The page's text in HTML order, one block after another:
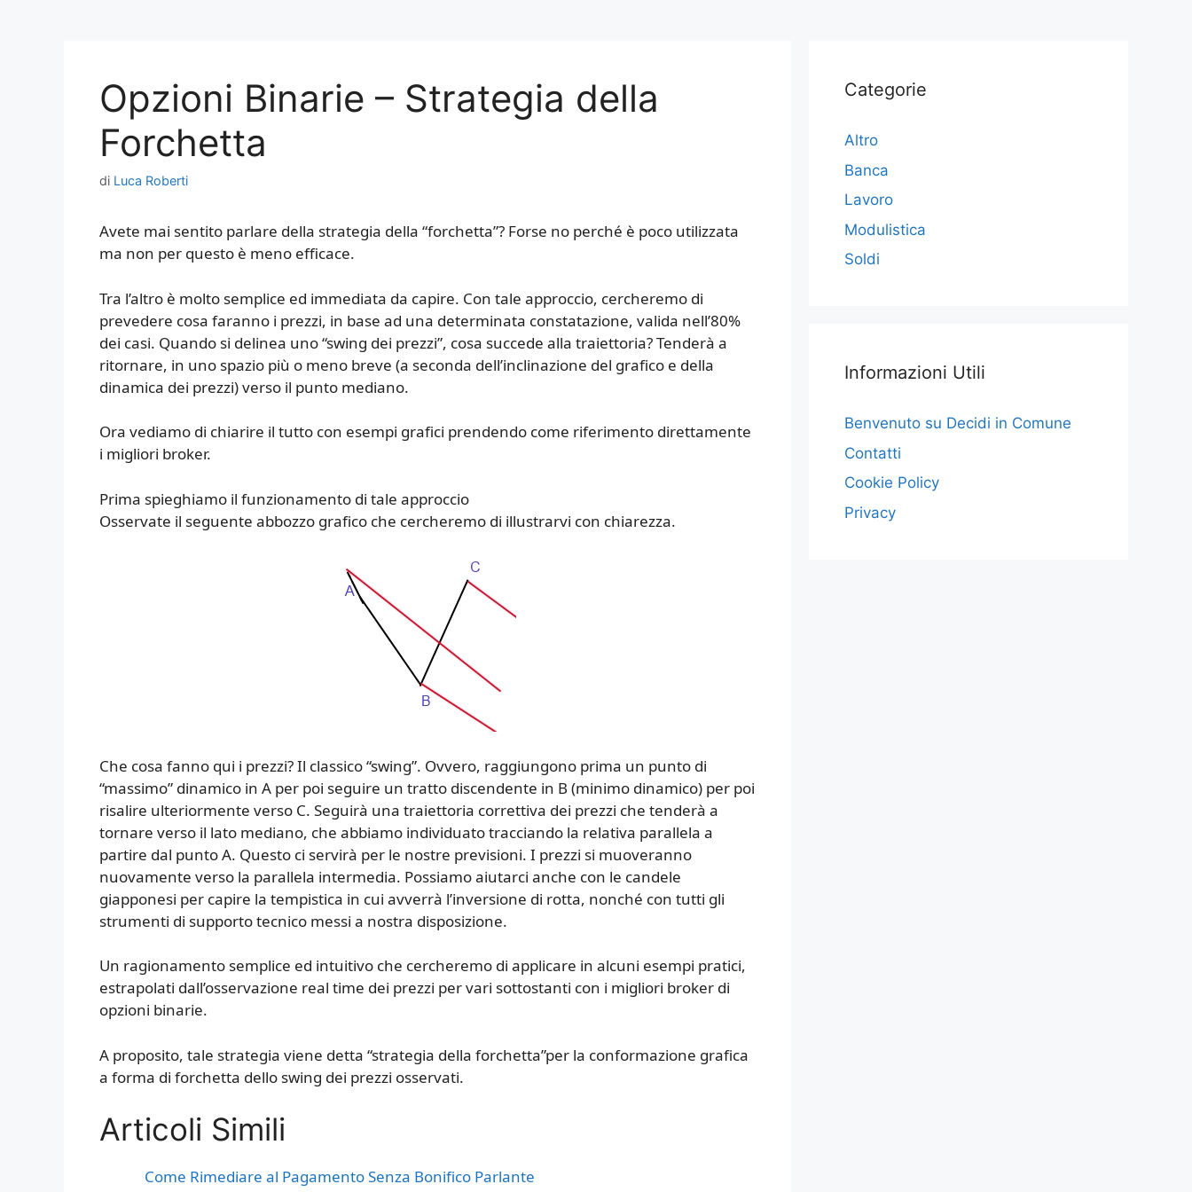
Opzioni Binarie – Strategia della
Forchetta
di Luca Roberti
Avete mai sentito parlare della strategia della “forchetta”? Forse no perché è poco utilizzata
ma non per questo è meno efficace.
Tra l’altro è molto semplice ed immediata da capire. Con tale approccio, cercheremo di
prevedere cosa faranno i prezzi, in base ad una determinata constatazione, valida nell’80%
dei casi. Quando si delinea uno “swing dei prezzi”, cosa succede alla traiettoria? Tenderà a
ritornare, in uno spazio più o meno breve (a seconda dell’inclinazione del grafico e della
dinamica dei prezzi) verso il punto mediano.
Ora vediamo di chiarire il tutto con esempi grafici prendendo come riferimento direttamente
i migliori broker.
Prima spieghiamo il funzionamento di tale approccio
Osservate il seguente abbozzo grafico che cercheremo di illustrarvi con chiarezza.
Che cosa fanno qui i prezzi? Il classico “swing”. Ovvero, raggiungono prima un punto di
“massimo” dinamico in A per poi seguire un tratto discendente in B (minimo dinamico) per poi
risalire ulteriormente verso C. Seguirà una traiettoria correttiva dei prezzi che tenderà a
tornare verso il lato mediano, che abbiamo individuato tracciando la relativa parallela a
partire dal punto A. Questo ci servirà per le nostre previsioni. I prezzi si muoveranno
nuovamente verso la parallela intermedia. Possiamo aiutarci anche con le candele
giapponesi per capire la tempistica in cui avverrà l’inversione di rotta, nonché con tutti gli
strumenti di supporto tecnico messi a nostra disposizione.
Un ragionamento semplice ed intuitivo che cercheremo di applicare in alcuni esempi pratici,
estrapolati dall’osservazione real time dei prezzi per vari sottostanti con i migliori broker di
opzioni binarie.
A proposito, tale strategia viene detta “strategia della forchetta”per la conformazione grafica
a forma di forchetta dello swing dei prezzi osservati.
Articoli Simili
Come Rimediare al Pagamento Senza Bonifico Parlante
Categorie
Altro
Banca
Lavoro
Modulistica
Soldi
Informazioni Utili
Benvenuto su Decidi in Comune
Contatti
Cookie Policy
Privacy